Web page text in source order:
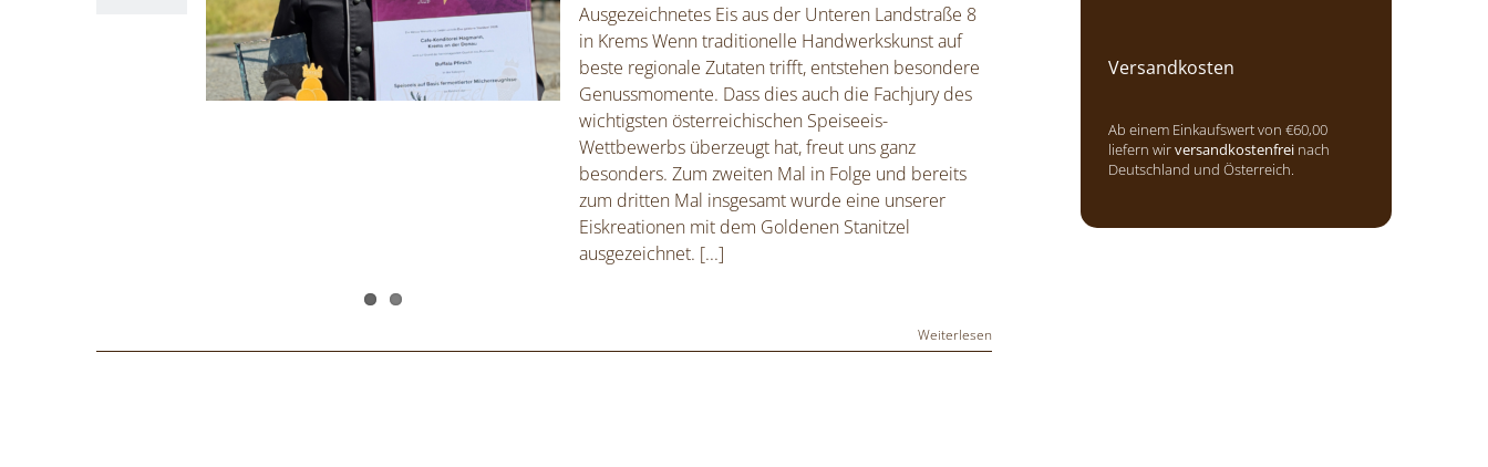
Ausgezeichnetes Eis aus der Unteren Landstraße 8
in Krems Wenn traditionelle Handwerkskunst auf
beste regionale Zutaten trifft, entstehen besondere
Genussmomente. Dass dies auch die Fachjury des
wichtigsten österreichischen Speiseeis-
Wettbewerbs überzeugt hat, freut uns ganz
besonders. Zum zweiten Mal in Folge und bereits
zum dritten Mal insgesamt wurde eine unserer
Eiskreationen mit dem Goldenen Stanitzel
ausgezeichnet. [...]
Weiterlesen
Versandkosten
Ab einem Einkaufswert von €60,00
liefern wirversandkostenfrei nach
Deutschland und Österreich.